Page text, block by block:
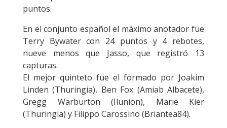
puntos.
En el conjunto español el máximo anotador fue
Terry Bywater con 24 puntos y 4 rebotes,
nueve menos que Jasso, que registró 13
capturas.
El mejor quinteto fue el formado por Joakim
Linden (Thuringia), Ben Fox (Amiab Albacete),
Gregg Warburton (Ilunion), Marie Kier
(Thuringia) y Filippo Carossino (Briantea84).